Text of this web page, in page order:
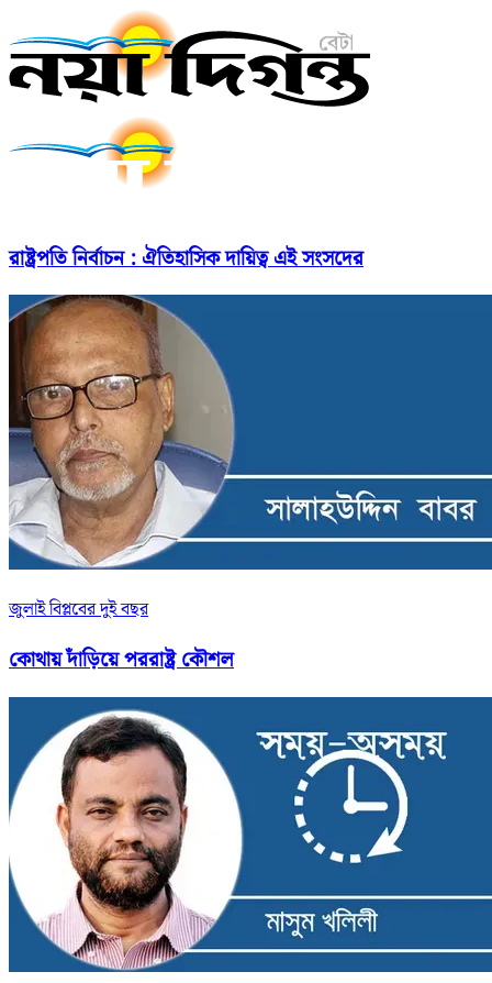
রাষ্ট্রপতি নির্বাচন : ঐতিহাসিক দায়িত্ব এই সংসদের
জুলাই বিপ্লবের দুই বছর
কোথায় দাঁড়িয়ে পররাষ্ট্র কৌশল